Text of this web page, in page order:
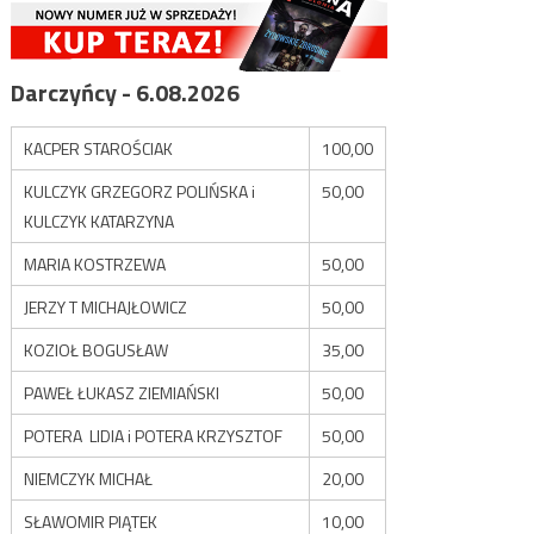
Darczyńcy - 6.08.2026
KACPER STAROŚCIAK
100,00
KULCZYK GRZEGORZ POLIŃSKA i
KULCZYK KATARZYNA
50,00
MARIA KOSTRZEWA
50,00
JERZY T MICHAJŁOWICZ
50,00
KOZIOŁ BOGUSŁAW
35,00
PAWEŁ ŁUKASZ ZIEMIAŃSKI
50,00
POTERA LIDIA i POTERA KRZYSZTOF
50,00
NIEMCZYK MICHAŁ
20,00
SŁAWOMIR PIĄTEK
10,00